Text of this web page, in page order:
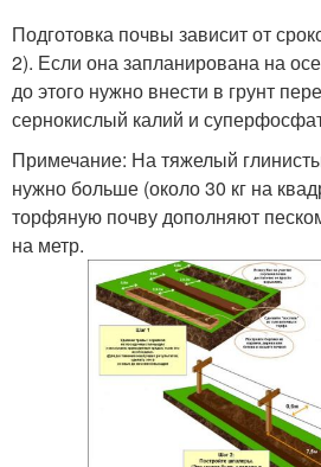
Подготовка почвы зависит от
2). Если она запланирована на
до этого нужно внести в грунт
сернокислый калий и
Примечание: На тяжелый
нужно больше (около 30 кг на
торфяную почву дополняют
на метр.